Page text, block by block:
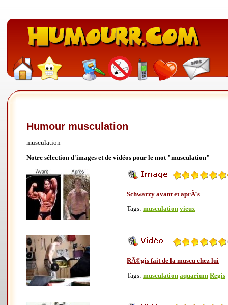
Humour musculation
musculation
Notre sélection d'images et de vidéos pour le mot "musculation"
Schwarzy avant et aprÃ¨s
Tags: musculation vieux
RÃ©gis fait de la muscu chez lui
Tags: musculation aquarium Regis